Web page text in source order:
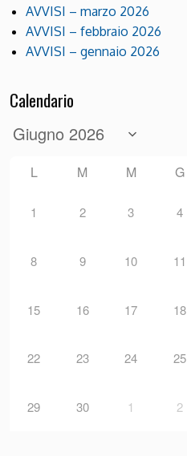
AVVISI – marzo 2026
AVVISI – febbraio 2026
AVVISI – gennaio 2026
Calendario
L M M G
1 2 3 4
8 9 10 11
15 16 17 18
22 23 24 25
29 30 1 2